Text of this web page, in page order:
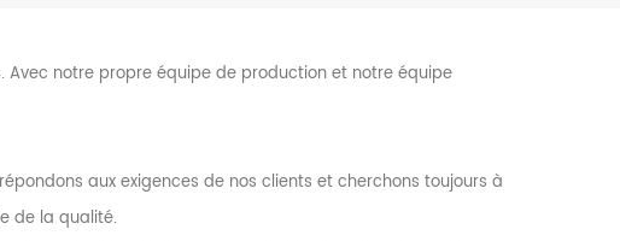
notre propre équipe de production et notre équipe
aux exigences de nos clients et cherchons toujours à
de la qualité.